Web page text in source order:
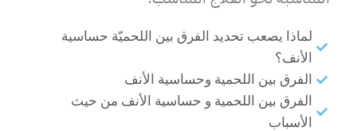
لماذا يصعب تحديد الفرق بين اللحميّة حساسية
الأنف؟
الفرق بين اللحمية وحساسية الأنف
الفرق بين اللحمية و حساسية الأنف من حيث
الأسباب